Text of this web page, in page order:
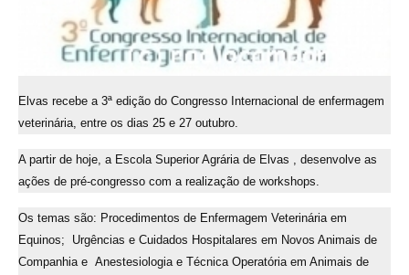
Elvas recebe a 3ª edição do Congresso Internacional de enfermagem
veterinária, entre os dias 25 e 27 outubro.
A partir de hoje, a Escola Superior Agrária de Elvas , desenvolve as
ações de pré-congresso com a realização de workshops.
Os temas são: Procedimentos de Enfermagem Veterinária em
Equinos; Urgências e Cuidados Hospitalares em Novos Animais de
Companhia e Anestesiologia e Técnica Operatória em Animais de